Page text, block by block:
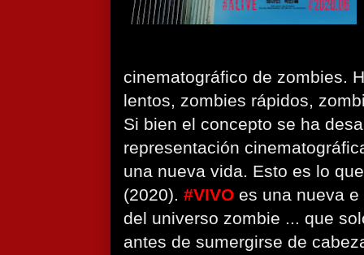
cinematográfico de zombies.
lentos, zombies rápidos,
Si bien el concepto se ha
representación
una nueva vida. Esto es lo
(2020). #VIVO es una nueva
del universo zombie ... que
antes de sumergirse de